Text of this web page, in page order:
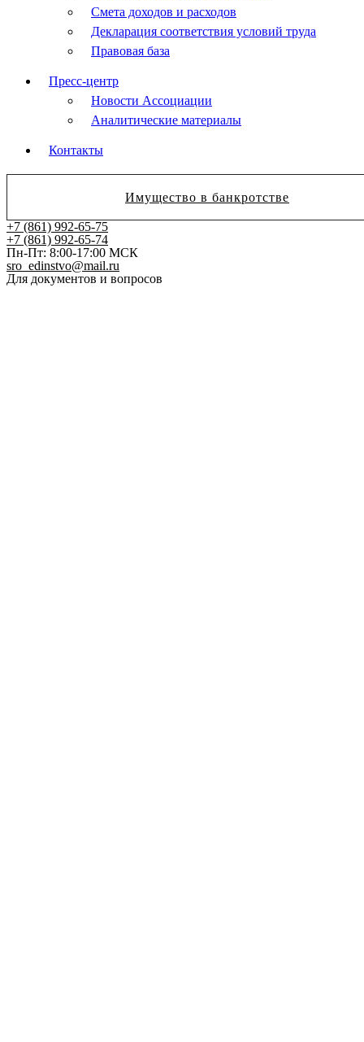
Смета доходов и расходов
Декларация соответствия условий труда
Правовая база
Пресс-центр
Новости Ассоциации
Аналитические материалы
Контакты
Имущество в банкротстве
+7 (861) 992-65-75
+7 (861) 992-65-74
Пн-Пт: 8:00-17:00 МСК
sro_edinstvo@mail.ru
Для документов и вопросов